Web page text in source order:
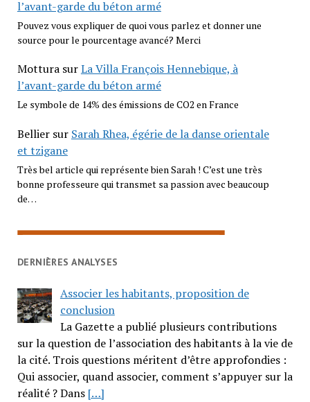
l’avant-garde du béton armé
Pouvez vous expliquer de quoi vous parlez et donner une
source pour le pourcentage avancé? Merci
MotturasurLa Villa François Hennebique, à
l’avant-garde du béton armé
Le symbole de 14% des émissions de CO2 en France
Belliersur Sarah Rhea, égérie de la danse orientale
et tzigane
Très bel article qui représente bien Sarah ! C’est une très
bonne professeure qui transmet sa passion avec beaucoup
de…
DERNIÈRES ANALYSES
Associer les habitants, proposition de
conclusion
La Gazette a publié plusieurs contributions
sur la question de l’association des habitants à la vie de
la cité. Trois questions méritent d’être approfondies :
Qui associer, quand associer, comment s’appuyer sur la
réalité ? Dans […]